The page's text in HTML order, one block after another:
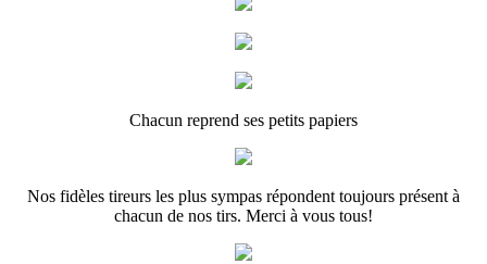
Chacun reprend ses petits papiers
Nos fidèles tireurs les plus sympas répondent toujours présent à
chacun de nos tirs. Merci à vous tous!